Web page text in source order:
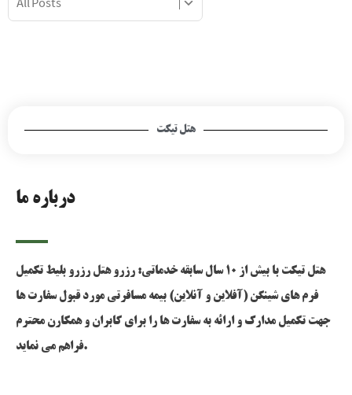
هتل تیکت
درباره ما
هتل تیکت با بیش از 10 سال سابقه خدماتی: رزرو هتل رزرو بلیط تکمیل
فرم های شینگن (آفلاین و آنلاین) بیمه مسافرتی مورد قبول سفارت ها
جهت تکمیل مدارک و ارائه به سفارت ها را برای کابران و همکارن محترم
فراهم می نماید.